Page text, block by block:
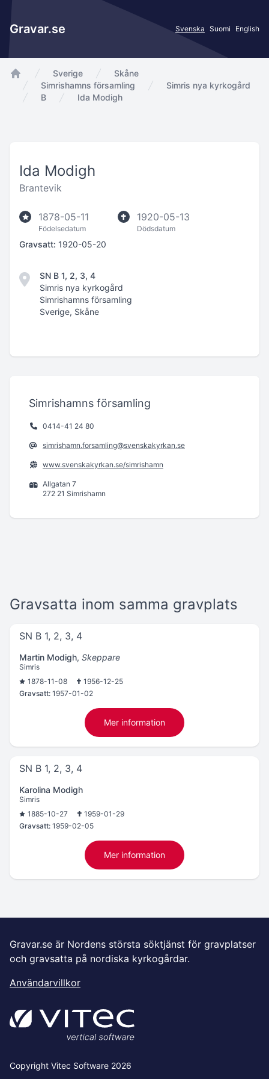
Gravar.se Svenska Suomi English
app.Start
Sverige
Skåne
Simrishamns församling
Simris nya kyrkogård
B
Ida Modigh
Ida Modigh
Brantevik
1878-05-11
Födelsedatum
1920-05-13
Dödsdatum
Gravsatt: 1920-05-20
SN B 1, 2, 3, 4
Simris nya kyrkogård
Simrishamns församling
Sverige, Skåne
Simrishamns församling
0414-41 24 80
simrishamn.forsamling@svenskakyrkan.se
www.svenskakyrkan.se/simrishamn
Allgatan 7
272 21 Simrishamn
Gravsatta inom samma gravplats
SN B 1, 2, 3, 4
Martin Modigh, Skeppare
Simris
1878-11-08
1956-12-25
Gravsatt: 1957-01-02
Mer information
SN B 1, 2, 3, 4
Karolina Modigh
Simris
1885-10-27
1959-01-29
Gravsatt: 1959-02-05
Mer information
Gravar.se är Nordens största söktjänst för gravplatser
och gravsatta på nordiska kyrkogårdar.
Användarvillkor
Copyright Vitec Software 2026